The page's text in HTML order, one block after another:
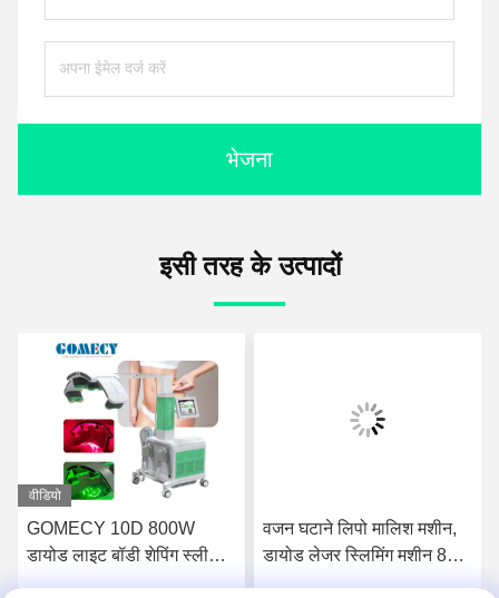
भेजना
इसी तरह के उत्पादों
वीडियो
GOMECY 10D 800W
डायोड लाइट बॉडी शेपिंग स्लीमिंग
वजन घटाने लिपो मालिश मशीन,
डायोड लेजर स्लिमिंग मशीन 8